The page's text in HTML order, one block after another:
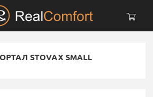
STOVAX SMALL